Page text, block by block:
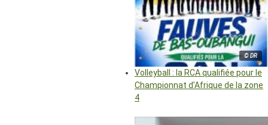
© DR
Volleyball : la RCA qualifiée pour le
Championnat d’Afrique de la zone
4